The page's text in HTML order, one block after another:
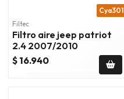
Cya301
Filtec
Filtro aire jeep patriot
2.4 2007/2010
$ 16.940